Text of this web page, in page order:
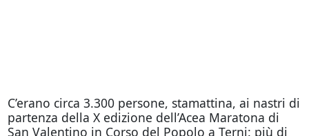
C’erano circa 3.300 persone, stamattina, ai nastri di
partenza della X edizione dell’Acea Maratona di
San Valentino in Corso del Popolo a Terni: più di